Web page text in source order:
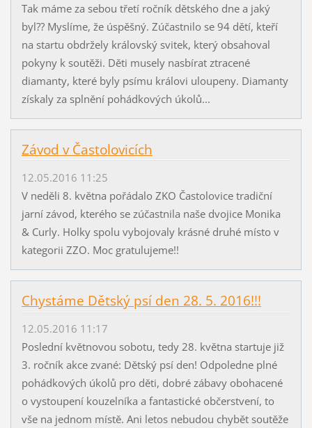
Tak máme za sebou třetí ročník dětského dne a jaký
byl?? Myslíme, že úspěšný. Zúčastnilo se 94 dětí, kteří
na startu obdržely královský svitek, který obsahoval
pokyny k soutěži. Děti musely nasbírat ztracené
diamanty, které byly psímu královi uloupeny. Diamanty
získaly za splnění pohádkových úkolů...
Závod v Častolovicích
12.05.2016 11:25
V neděli 8. května pořádalo ZKO Častolovice tradiční
jarní závod, kterého se zúčastnila naše dvojice Monika
& Curly. Holky spolu vybojovaly krásné druhé místo v
kategorii ZZO. Moc gratulujeme!!
Chystáme Dětský psí den 28. 5. 2016!!!
12.05.2016 11:17
Poslední květnovou sobotu, tedy 28. května startuje již
3. ročník akce zvané: Dětský psí den! Odpoledne plné
pohádkových úkolů pro děti, dobré zábavy obohacené
o vystoupení kouzelníka a fantastické občerstvení, to
vše na jednom místě. Ani letos nebudou chybět soutěže